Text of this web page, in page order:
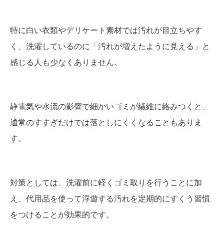
特に白い衣類やデリケート素材では汚れが目立ちやす
く、洗濯しているのに「汚れが増えたように見える」と
感じる人も少なくありません。
静電気や水流の影響で細かいゴミが繊維に絡みつくと、
通常のすすぎだけでは落としにくくなることもありま
す。
対策としては、洗濯前に軽くゴミ取りを行うことに加
え、代用品を使って浮遊する汚れを定期的にすくう習慣
をつけることが効果的です。